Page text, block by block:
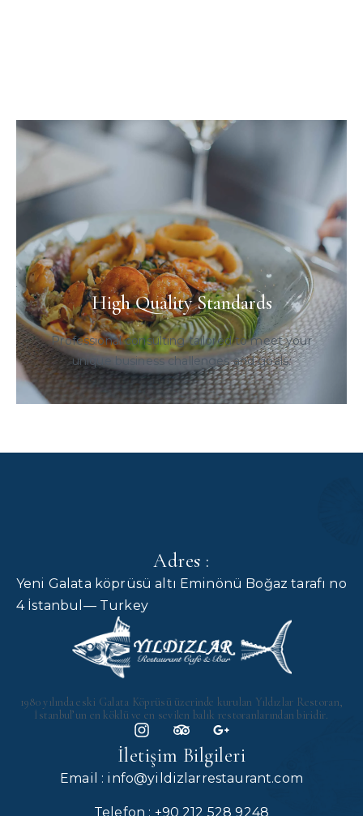
High Quality Standards
Professional consulting tailored to meet your
unique business challenges and goals.
Adres :
Yeni Galata köprüsü altı Eminönü Boğaz tarafı no
4 İstanbul— Turkey
1980 yılında eski Galata Köprüsü üzerinde kurulan Yıldızlar Restoran,
İstanbul’un en köklü ve en sevilen balık restoranlarından biridir.
İletişim Bilgileri
Email : info@yildizlarrestaurant.com
Telefon : +90 212 528 9248